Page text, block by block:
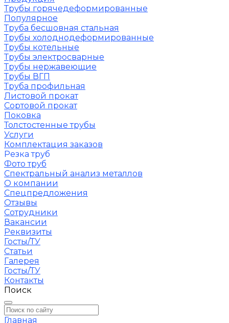
Трубы горячедеформированные
Популярное
Труба бесшовная стальная
Трубы холоднодеформированные
Трубы котельные
Трубы электросварные
Трубы нержавеющие
Трубы ВГП
Труба профильная
Листовой прокат
Сортовой прокат
Поковка
Толстостенные трубы
Услуги
Комплектация заказов
Резка труб
Фото труб
Спектральный анализ металлов
О компании
Спецпредложения
Отзывы
Сотрудники
Вакансии
Реквизиты
Госты/ТУ
Статьи
Галерея
Госты/ТУ
Контакты
Поиск
Главная